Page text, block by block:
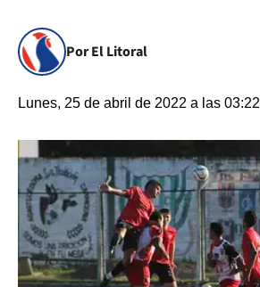
Por El Litoral
Lunes, 25 de abril de 2022 a las 03:22